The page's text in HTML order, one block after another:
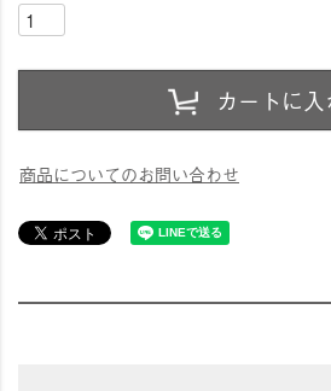
カートに入
商品についてのお問い合わせ